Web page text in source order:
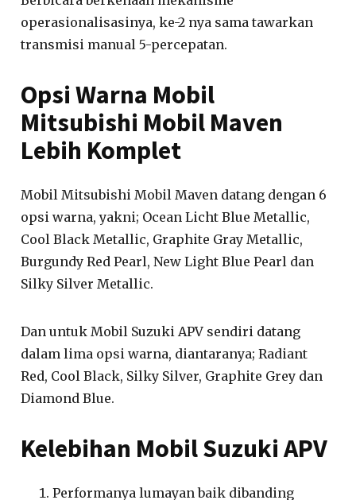
operasionalisasinya, ke-2 nya sama tawarkan
transmisi manual 5-percepatan.
Opsi Warna Mobil
Mitsubishi Mobil Maven
Lebih Komplet
Mobil Mitsubishi Mobil Maven datang dengan 6
opsi warna, yakni; Ocean Licht Blue Metallic,
Cool Black Metallic, Graphite Gray Metallic,
Burgundy Red Pearl, New Light Blue Pearl dan
Silky Silver Metallic.
Dan untuk Mobil Suzuki APV sendiri datang
dalam lima opsi warna, diantaranya; Radiant
Red, Cool Black, Silky Silver, Graphite Grey dan
Diamond Blue.
Kelebihan Mobil Suzuki APV
Performanya lumayan baik dibanding